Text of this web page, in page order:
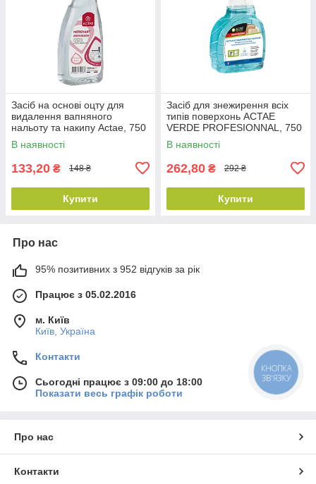
Засіб на основі оцту для
видалення вапняного
нальоту та накипу Actae, 750
мл
В наявності
133,20 ₴ 148 ₴
Купити
Засіб для знежирення всіх
типів поверхонь ACTAE
VERDE PROFESIONNAL, 750
мл
В наявності
262,80 ₴ 292 ₴
Купити
Про нас
95% позитивних з 952 відгуків за рік
Працює з 05.02.2016
м. Київ
Київ, Україна
Контакти
Сьогодні працює з 09:00 до 18:00
Показати весь графік роботи
Про нас
Контакти
КНОПКА
ЗВ'ЯЗКУ